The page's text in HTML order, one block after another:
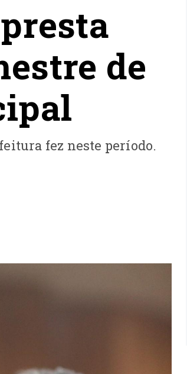
de
fez neste período.